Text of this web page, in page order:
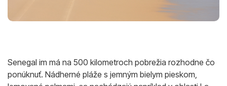
Senegal im má na 500 kilometroch pobrežia rozhodne čo
ponúknuť. Nádherné pláže s jemným bielym pieskom,